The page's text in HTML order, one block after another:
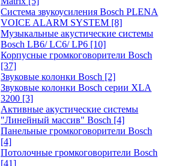
Система звукоусиления Bosch PLENA
VOICE ALARM SYSTEM [8]
Музыкальные акустические системы
Bosch LB6/ LC6/ LP6 [10]
Корпусные громкоговорители Bosch
[37]
Звуковые колонки Bosch [2]
Звуковые колонки Bosch серии XLA
3200 [3]
Активные акустические системы
"Линейный массив" Bosch [4]
Панельные громкоговорители Bosch
[4]
Потолочные громкоговорители Bosch
[41]